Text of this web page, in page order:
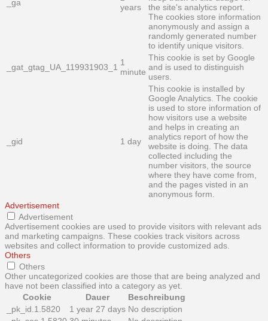
_ga
years
the site's analytics report.
The cookies store information
anonymously and assign a
randomly generated number
to identify unique visitors.
_gat_gtag_UA_119931903_1 1
minute
This cookie is set by Google
and is used to distinguish
users.
_gid 1 day
This cookie is installed by
Google Analytics. The cookie
is used to store information of
how visitors use a website
and helps in creating an
analytics report of how the
website is doing. The data
collected including the
number visitors, the source
where they have come from,
and the pages visted in an
anonymous form.
Advertisement
Advertisement
Advertisement cookies are used to provide visitors with relevant ads
and marketing campaigns. These cookies track visitors across
websites and collect information to provide customized ads.
Others
Others
Other uncategorized cookies are those that are being analyzed and
have not been classified into a category as yet.
Cookie
Dauer
Beschreibung
_pk_id.1.5820
1 year 27 days No description